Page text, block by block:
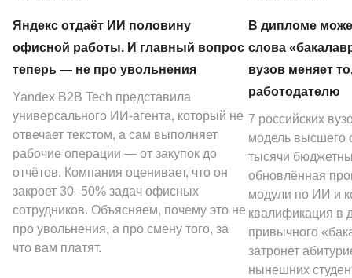
Яндекс отдаёт ИИ половину
офисной работы. И главный вопрос
теперь — не про увольнения
Yandex B2B Tech представила
универсального ИИ-агента, который не
отвечает текстом, а сам выполняет
рабочие операции — от закупок до
отчётов. Компания оценивает, что он
закроет 30–50% задач офисных
сотрудников. Объясняем, почему это не
про увольнения, а про смену того, за
что вам платят.
В дипломе
слова
вузов меняет
работодателю
7 российских
модель высшего
тысячи
обновлённая
модули по ИИ и
квалификация в
привычного
затронет
нынешних